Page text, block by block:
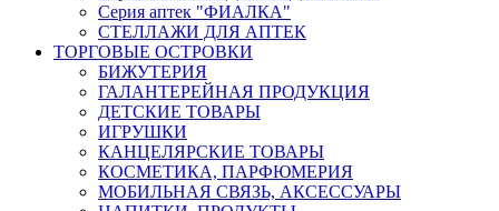
Серия аптек "ФИАЛКА"
СТЕЛЛАЖИ ДЛЯ АПТЕК
ТОРГОВЫЕ ОСТРОВКИ
БИЖУТЕРИЯ
ГАЛАНТЕРЕЙНАЯ ПРОДУКЦИЯ
ДЕТСКИЕ ТОВАРЫ
ИГРУШКИ
КАНЦЕЛЯРСКИЕ ТОВАРЫ
КОСМЕТИКА, ПАРФЮМЕРИЯ
МОБИЛЬНАЯ СВЯЗЬ, АКСЕССУАРЫ